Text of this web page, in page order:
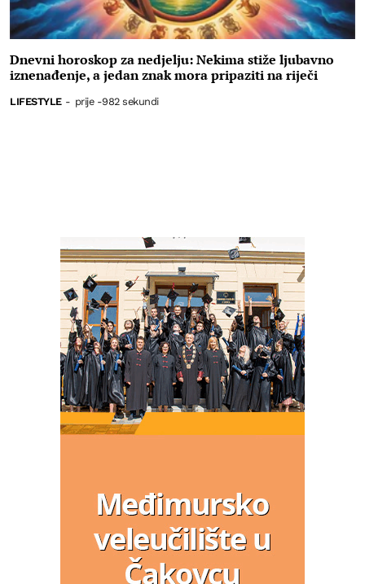
Dnevni horoskop za nedjelju: Nekima stiže ljubavno
iznenađenje, a jedan znak mora pripaziti na riječi
LIFESTYLE - prije -982 sekundi